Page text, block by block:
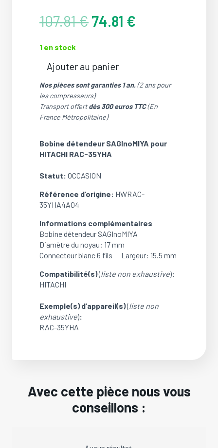
107.81€Le
prix
107.81 €.
74.81 €
1 en stock
quantité
de
Bobine
détendeur
SAGInoMIYA
RAC-
35YHA
HWRAC-
(OCCASION)
Ajouter au panier
Nos pièces sont garanties 1 an.(2 ans pour
les compresseurs)
Transport offertdès 300 euros TTC(En
France Métropolitaine)
Bobine détendeur SAGInoMIYA pour
HITACHI RAC-35YHA
Statut: OCCASION
Référence d’origine: HWRAC-
35YHA4A04
Informations complémentaires
Bobine détendeur SAGInoMIYA
Diamètre du noyau: 17 mm
Connecteur blanc 6 fils Largeur: 15.5 mm
Compatibilité(s)(liste non exhaustive):
HITACHI
Exemple(s) d’appareil(s)(liste non
exhaustive):
RAC-35YHA
Avec cette pièce nous vous
conseillons :